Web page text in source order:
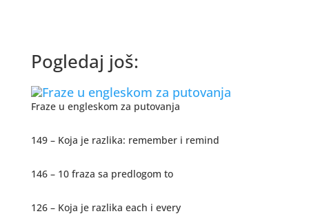
Pogledaj još:
Fraze u engleskom za putovanja
149 – Koja je razlika: remember i remind
146 – 10 fraza sa predlogom to
126 – Koja je razlika each i every